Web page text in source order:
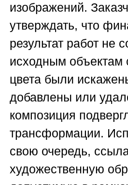
изображений.
утверждать, что
результат работ не
исходным объектам
цвета были
добавлены или
композиция
трансформации.
свою очередь,
художественную